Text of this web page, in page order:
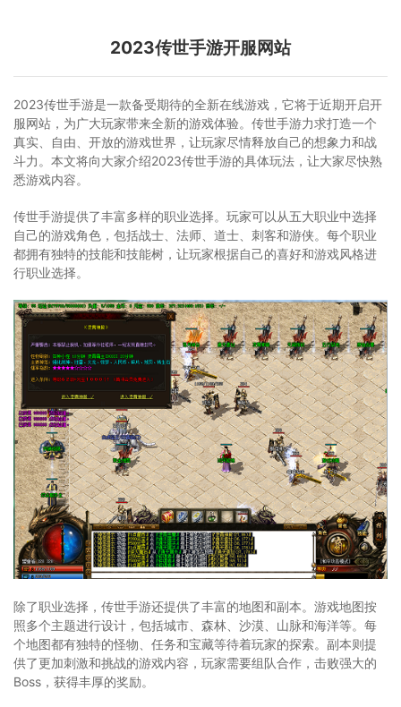
2023传世手游开服网站
2023传世手游是一款备受期待的全新在线游戏，它将于近期开启开
服网站，为广大玩家带来全新的游戏体验。传世手游力求打造一个
真实、自由、开放的游戏世界，让玩家尽情释放自己的想象力和战
斗力。本文将向大家介绍2023传世手游的具体玩法，让大家尽快熟
悉游戏内容。
传世手游提供了丰富多样的职业选择。玩家可以从五大职业中选择
自己的游戏角色，包括战士、法师、道士、刺客和游侠。每个职业
都拥有独特的技能和技能树，让玩家根据自己的喜好和游戏风格进
行职业选择。
除了职业选择，传世手游还提供了丰富的地图和副本。游戏地图按
照多个主题进行设计，包括城市、森林、沙漠、山脉和海洋等。每
个地图都有独特的怪物、任务和宝藏等待着玩家的探索。副本则提
供了更加刺激和挑战的游戏内容，玩家需要组队合作，击败强大的
Boss，获得丰厚的奖励。